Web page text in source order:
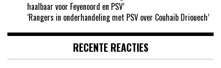
haalbaar voor Feyenoord en PSV’
‘Rangers in onderhandeling met PSV over Couhaib Driouech’
RECENTE REACTIES